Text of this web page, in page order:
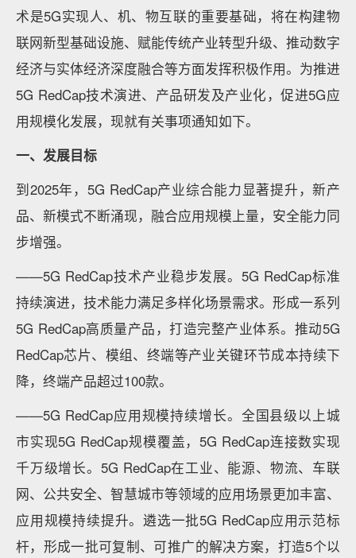
术是5G实现人、机、物互联的重要基础，将在构建物
联网新型基础设施、赋能传统产业转型升级、推动数字
经济与实体经济深度融合等方面发挥积极作用。为推进
5G RedCap技术演进、产品研发及产业化，促进5G应
用规模化发展，现就有关事项通知如下。
一、发展目标
到2025年，5G RedCap产业综合能力显著提升，新产
品、新模式不断涌现，融合应用规模上量，安全能力同
步增强。
——5G RedCap技术产业稳步发展。5G RedCap标准
持续演进，技术能力满足多样化场景需求。形成一系列
5G RedCap高质量产品，打造完整产业体系。推动5G
RedCap芯片、模组、终端等产业关键环节成本持续下
降，终端产品超过100款。
——5G RedCap应用规模持续增长。全国县级以上城
市实现5G RedCap规模覆盖，5G RedCap连接数实现
千万级增长。5G RedCap在工业、能源、物流、车联
网、公共安全、智慧城市等领域的应用场景更加丰富、
应用规模持续提升。遴选一批5G RedCap应用示范标
杆，形成一批可复制、可推广的解决方案，打造5个以